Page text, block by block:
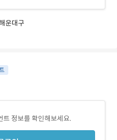
운대구
트 정보를 확인해보세요.